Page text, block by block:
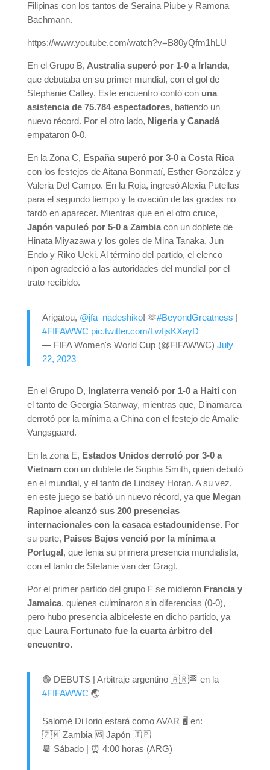
Filipinas con los tantos de Seraina Piube y Ramona
Bachmann.
https://www.youtube.com/watch?v=B80yQfm1hLU
En el Grupo B, Australia superó por 1-0 a Irlanda,
que debutaba en su primer mundial, con el gol de
Stephanie Catley. Este encuentro contó conuna
asistencia de 75.784 espectadores, batiendo un
nuevo récord. Por el otro lado, Nigeria y Canadá
empataron 0-0.
En la Zona C, España superó por 3-0 a Costa Rica
con los festejos de Aitana Bonmatí, Esther González y
Valeria Del Campo. En la Roja, ingresó Alexia Putellas
para el segundo tiempo y la ovación de las gradas no
tardó en aparecer. Mientras que en el otro cruce,
Japón vapuleó por 5-0 a Zambia con un doblete de
Hinata Miyazawa y los goles de Mina Tanaka, Jun
Endo y Riko Ueki. Al término del partido, el elenco
nipon agradeció a las autoridades del mundial por el
trato recibido.
Arigatou, @jfa_nadeshiko! 🫶#BeyondGreatness |
#FIFAWWC pic.twitter.com/LwfjsKXayD
— FIFA Women's World Cup (@FIFAWWC) July
22, 2023
En el Grupo D, Inglaterra venció por 1-0 a Haitícon
el tanto de Georgia Stanway, mientras que, Dinamarca
derrotó por la mínima a China con el festejo de Amalie
Vangsgaard.
En la zona E, Estados Unidos derrotó por 3-0 a
Vietnamcon un doblete de Sophia Smith, quien debutó
en el mundial, y el tanto de Lindsey Horan. A su vez,
en este juego se batió un nuevo récord, ya que Megan
Rapinoe alcanzó sus 200 presencias
internacionales con la casaca estadounidense. Por
su parte, Paises Bajos venció por la mínima a
Portugal, que tenia su primera presencia mundialista,
con el tanto de Stefanie van der Gragt.
Por el primer partido del grupo F se midieronFrancia y
Jamaica, quienes culminaron sin diferencias (0-0),
pero hubo presencia albiceleste en dicho partido, ya
que Laura Fortunato fue la cuarta árbitro del
encuentro.
🟣 DEBUTS | Arbitraje argentino 🇦🇷🏁 en la
#FIFAWWC 🌏
Salomé Di Iorio estará como AVAR 🖥️ en:
🇿🇲 Zambia 🆚 Japón 🇯🇵
📆 Sábado | ⏰ 4:00 horas (ARG)